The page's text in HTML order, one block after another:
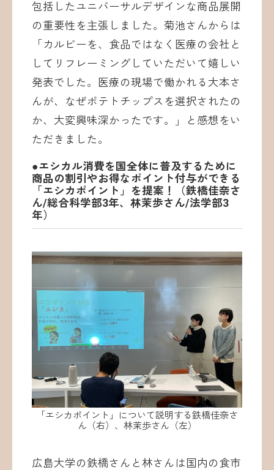
包括したユニバーサルデザインな商品展開
の重要性を主張しました。菊池さんからは
「カルビーを、食品ではなく医療の会社と
してリフレーミングしていただいて嬉しい
発表でした。医療の現場で働かれる大本さ
んが、なぜポテトチップスを選択されたの
か、大変興味深かったです。」と感想をい
ただきました。
●エシカル消費を国全体に普及するために
商品の割引やお得なポイント付与ができる
「エシカポイント」を提案！（鉄橋佳奈さ
ん/総合科学部3年、林茉歩さん/法学部3
年）
「エシカポイント」について説明する鉄橋佳奈さ
ん（右）、林茉歩さん（左）
広島大学の鉄橋さんと林さんは国内の食市